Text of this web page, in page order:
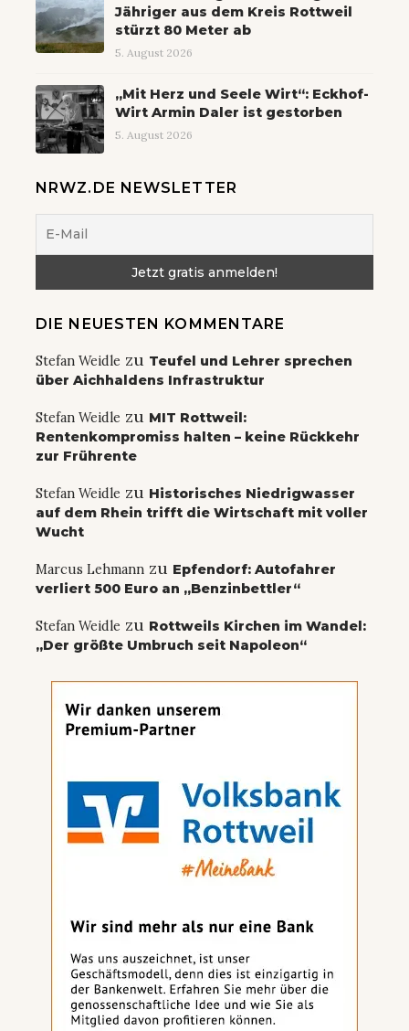
Jähriger aus dem Kreis Rottweil
stürzt 80 Meter ab
5. August 2026
„Mit Herz und Seele Wirt“: Eckhof-
Wirt Armin Daler ist gestorben
5. August 2026
NRWZ.DE NEWSLETTER
DIE NEUESTEN KOMMENTARE
Stefan Weidle zu Teufel und Lehrer sprechen
über Aichhaldens Infrastruktur
Stefan Weidle zu MIT Rottweil:
Rentenkompromiss halten – keine Rückkehr
zur Frührente
Stefan Weidle zu Historisches Niedrigwasser
auf dem Rhein trifft die Wirtschaft mit voller
Wucht
Marcus Lehmann zu Epfendorf: Autofahrer
verliert 500 Euro an „Benzinbettler“
Stefan Weidle zu Rottweils Kirchen im Wandel:
„Der größte Umbruch seit Napoleon“